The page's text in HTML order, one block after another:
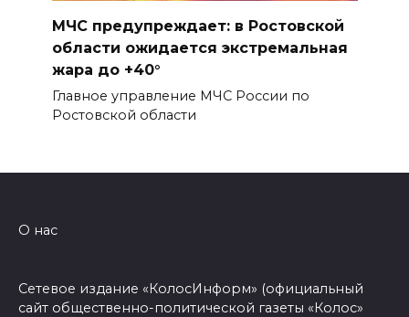
МЧС предупреждает: в Ростовской
области ожидается экстремальная
жара до +40°
Главное управление МЧС России по
Ростовской области
О нас
Сетевое издание «КолосИнформ» (официальный
сайт общественно-политической газеты «Колос»